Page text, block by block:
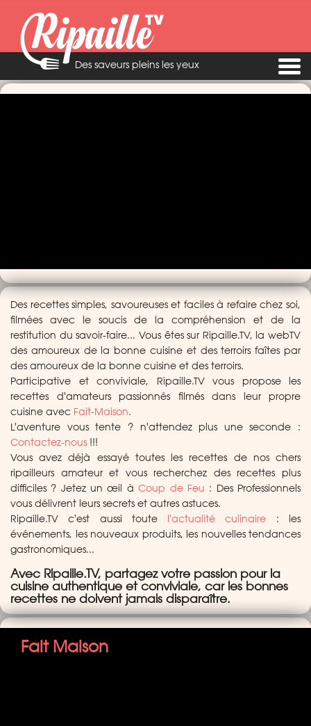
Des saveurs pleins les yeux
Des recettes simples, savoureuses et faciles à refaire chez soi,
filmées avec le soucis de la compréhension et de la
restitution du savoir-faire... Vous êtes sur Ripaille.TV, la webTV
des amoureux de la bonne cuisine et des terroirs faîtes par
des amoureux de la bonne cuisine et des terroirs.
Participative et conviviale, Ripaille.TV vous propose les
recettes d'amateurs passionnés filmés dans leur propre
cuisine avec Fait-Maison.
L'aventure vous tente ? n'attendez plus une seconde :
Contactez-nous !!!
Vous avez déjà essayé toutes les recettes de nos chers
ripailleurs amateur et vous recherchez des recettes plus
difficiles ? Jetez un œil àCoup de Feu : Des Professionnels
vous délivrent leurs secrets et autres astuces.
Ripaille.TV c'est aussi toute l'actualité culinaire : les
événements, les nouveaux produits, les nouvelles tendances
gastronomiques...
Avec Ripaille.TV, partagez votre passion pour la
cuisine authentique et conviviale, car les bonnes
recettes ne doivent jamais disparaître.
Fait Maison